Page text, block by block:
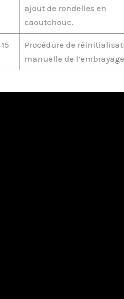
ajout de rondelles en
caoutchouc.
Procédure de
manuelle de